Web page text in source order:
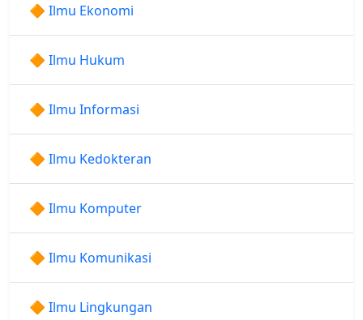
🔶 Ilmu Ekonomi
🔶 Ilmu Hukum
🔶 Ilmu Informasi
🔶 Ilmu Kedokteran
🔶 Ilmu Komputer
🔶 Ilmu Komunikasi
🔶 Ilmu Lingkungan